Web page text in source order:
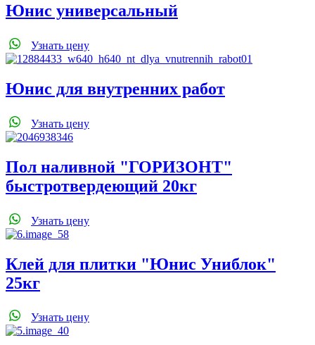
Юнис универсальный
Узнать цену
Юнис для внутренних работ
Узнать цену
Пол наливной "ГОРИЗОНТ"
быстротвердеющий 20кг
Узнать цену
Клей для плитки "Юнис Униблок"
25кг
Узнать цену